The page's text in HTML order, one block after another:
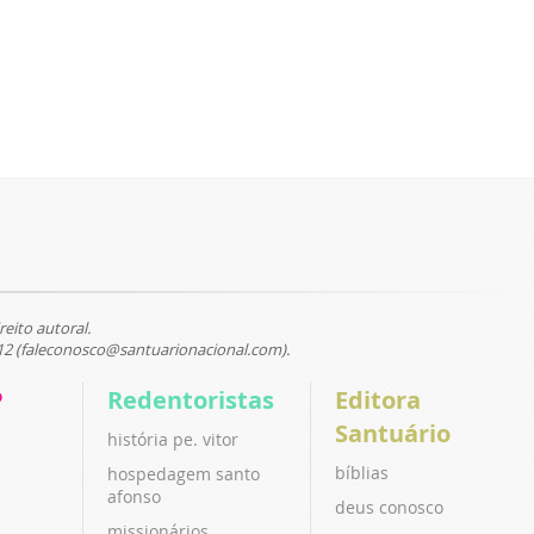
autoral.
(faleconosco@santuarionacional.com).
Redentoristas
história pe. vitor
hospedagem santo
afonso
Editora
Santuário
bíblias
deus conosco